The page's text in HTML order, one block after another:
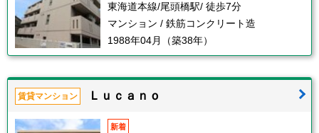
東海道本線/尾頭橋駅/ 徒歩7分
マンション / 鉄筋コンクリート造
1988年04月（築38年）
賃貸マンション Ｌｕｃａｎｏ
新着